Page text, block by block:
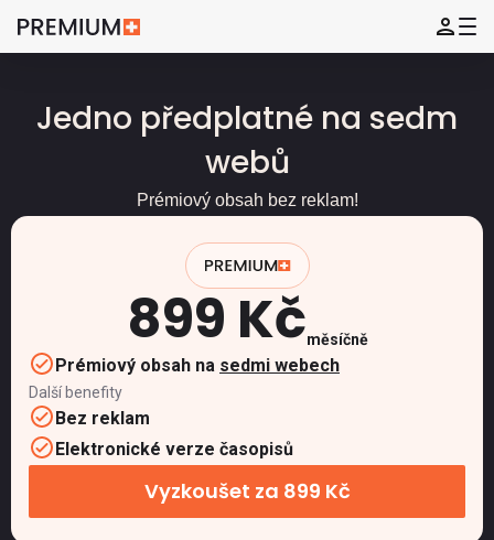
Jedno předplatné na sedm
webů
Prémiový obsah bez reklam!
899 Kčměsíčně
Prémiový obsah na sedmi webech
Další benefity
Bez reklam
Elektronické verze časopisů
Vyzkoušet za 899 Kč